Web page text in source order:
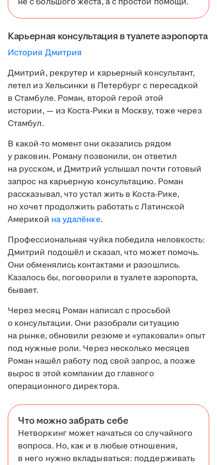
Карьерная консультация в туалете аэропорта
История Дмитрия
Дмитрий, рекрутер и карьерный консультант,
летел из Хельсинки в Петербург с пересадкой
в Стамбуле. Роман, второй герой этой
истории, — из Коста-Рики в Москву, тоже через
Стамбул.
В какой-то момент они оказались рядом
у раковин. Роману позвонили, он ответил
на русском, и Дмитрий услышал почти готовый
запрос на карьерную консультацию. Роман
рассказывал, что устал жить в Коста-Рике,
но хочет продолжить работать с Латинской
Америкой на удалёнке.
Профессиональная чуйка победила неловкость:
Дмитрий подошёл и сказал, что может помочь.
Они обменялись контактами и разошлись.
Казалось бы, поговорили в туалете аэропорта,
бывает.
Через месяц Роман написал с просьбой
о консультации. Они разобрали ситуацию
на рынке, обновили резюме и «упаковали» опыт
под нужные роли. Через несколько месяцев
Роман нашёл работу под свой запрос, а позже
вырос в этой компании до главного
операционного директора.
Что можно забрать себе
Нетворкинг может начаться со случайного
вопроса. Но, как и в любые отношения,
в него нужно вкладываться: поддерживать